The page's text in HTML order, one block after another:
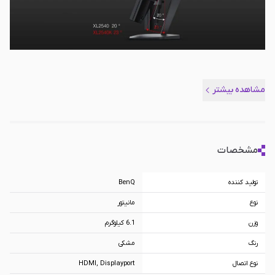
مشاهده بیشتر
مشخصات
تولید کننده BenQ
نوع مانیتور
وزن 6.1 کیلوگرم
رنگ مشکی
نوع اتصال HDMI, Displayport